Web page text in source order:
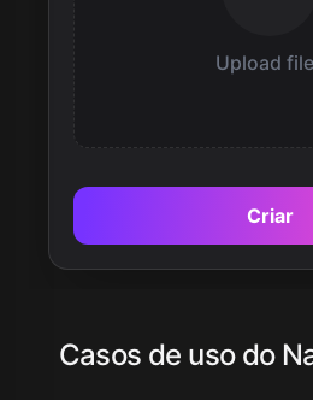
Upload
Criar
Casos de uso do